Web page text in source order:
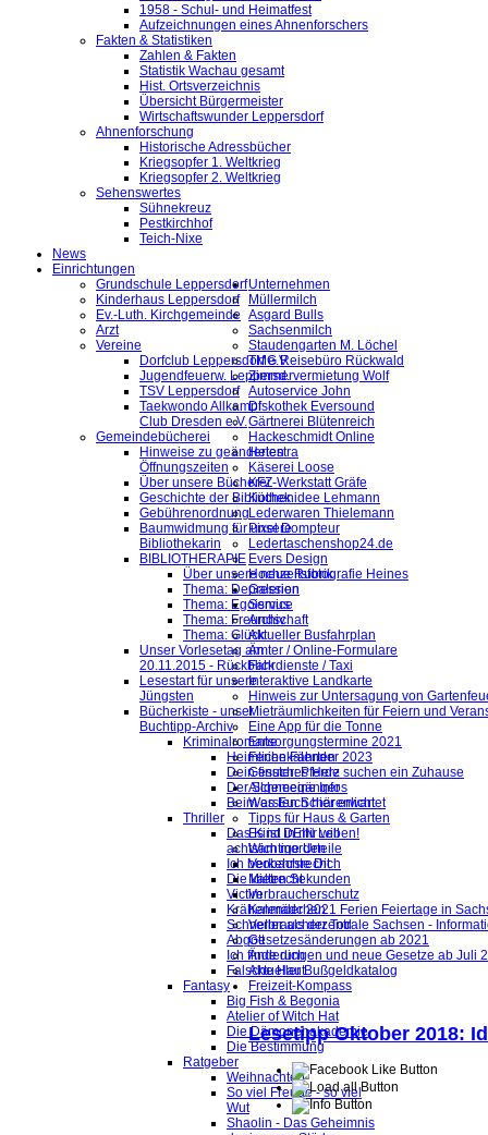
1958 - Schul- und Heimatfest
Aufzeichnungen eines Ahnenforschers
Fakten & Statistiken
Zahlen & Fakten
Statistik Wachau gesamt
Hist. Ortsverzeichnis
Übersicht Bürgermeister
Wirtschaftswunder Leppersdorf
Ahnenforschung
Historische Adressbücher
Kriegsopfer 1. Weltkrieg
Kriegsopfer 2. Weltkrieg
Sehenswertes
Sühnekreuz
Pestkirchhof
Teich-Nixe
News
Einrichtungen
Grundschule Leppersdorf
Kinderhaus Leppersdorf
Ev.-Luth. Kirchgemeinde
Arzt
Vereine
Dorfclub Leppersdorf e.V.
Jugendfeuerw. Leppersd.
TSV Leppersdorf
Taekwondo Allkampf
Club Dresden e.V.
Gemeindebücherei
Hinweise zu geänderten
Öffnungszeiten
Über unsere Bücherei
Geschichte der Bibliothek
Gebührenordnung
Baumwidmung für unsere
Bibliothekarin
BIBLIOTHERAPIE
Über unsere neue Rubrik
Thema: Depression
Thema: Egoismus
Thema: Freundschaft
Thema: Glück
Unser Vorlesetag am
20.11.2015 - Rückblick
Lesestart für unsere
Jüngsten
Bücherkiste - unser
Buchtipp-Archiv
Kriminalromane
Heimliche Fährten
Dein finsteres Herz
Der Schneegänger
Beim ersten Schärenlicht
Thriller
Das Kind in mir will
achtsam morden
Ich beobachte Dich
Die kalten Sekunden
Victim
Krähenmädchen
Schneller als der Tod
Abgott
Ich finde dich
Falsche Haut
Fantasy
Big Fish & Begonia
Atelier of Witch Hat
Die Dämonenakademie
Die Bestimmung
Ratgeber
Weihnachten
So viel Freude - so viel
Wut
Shaolin - Das Geheimnis
Unternehmen
Müllermilch
Asgard Bulls
Sachsenmilch
Staudengarten M. Löchel
TMG Reisebüro Rückwald
Zimmervermietung Wolf
Autoservice John
Diskothek Eversound
Gärtnerei Blütenreich
Hackeschmidt Online
Helestra
Käserei Loose
KFZ-Werkstatt Gräfe
Küchenidee Lehmann
Lederwaren Thielemann
Pixel Dompteur
Ledertaschenshop24.de
Evers Design
Hochzeitsfotografie Heines
Galerien
Service
Archiv
Aktueller Busfahrplan
Ämter / Online-Formulare
Fahrdienste / Taxi
Interaktive Landkarte
Hinweis zur Untersagung von
Mieträumlichkeiten für Feiern und
Eine App für die Tonne
Entsorgungstermine 2021
Ferienkalender 2023
Gesuch: Pferde suchen ein Zuhause
Allgemeine Infos
Was Euch hier erwartet
Tipps für Haus & Garten
Es ist DEIN Leben!
Wichtige Urteile
Verkehrsrecht
Mietrecht
Verbraucherschutz
Kalender 2021 Ferien Feiertage in
Verbraucherzentrale Sachsen -
Gesetzesänderungen ab 2021
Änderungen und neue Gesetze ab Juli
Aktueller Bußgeldkatalog
Freizeit-Kompass
Lesetipp Oktober 2018: